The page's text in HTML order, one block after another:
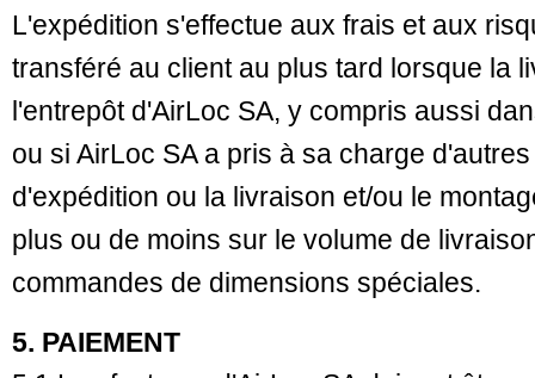
L'expédition s'effectue aux frais et aux
transféré au client au plus tard lorsque la
l'entrepôt d'AirLoc SA, y compris aussi
ou si AirLoc SA a pris à sa charge
d'expédition ou la livraison et/ou le
plus ou de moins sur le volume de
commandes de dimensions spéciales.
5. PAIEMENT